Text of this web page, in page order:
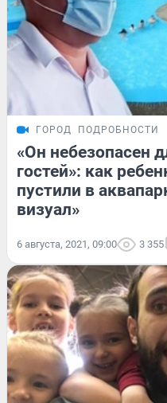
ГОРОД ПОДРОБНОСТИ
«Он небезопасен
гостей»: как
пустили в
визуал»
6 августа, 2021, 09:00 3 355